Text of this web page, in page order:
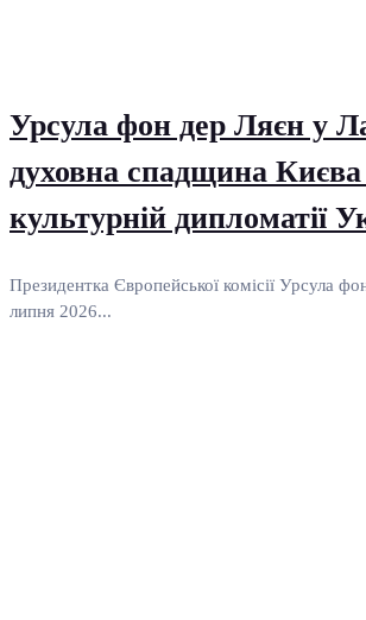
Урсула фон дер Ляєн у
духовна спадщина
культурній дипломатії
Президентка Європейської комісії Урсула
липня 2026...